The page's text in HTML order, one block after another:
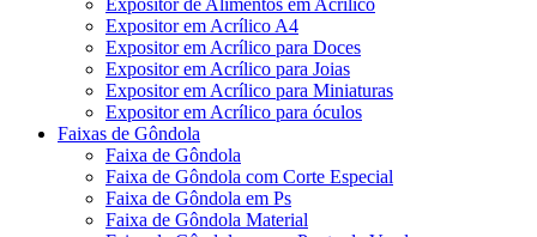
Expositor em Acrílico A4
Expositor em Acrílico para Doces
Expositor em Acrílico para Joias
Expositor em Acrílico para Miniaturas
Expositor em Acrílico para óculos
Faixas de Gôndola
Faixa de Gôndola
Faixa de Gôndola com Corte Especial
Faixa de Gôndola em Ps
Faixa de Gôndola Material